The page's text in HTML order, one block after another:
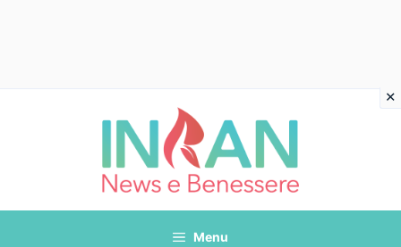
Menu